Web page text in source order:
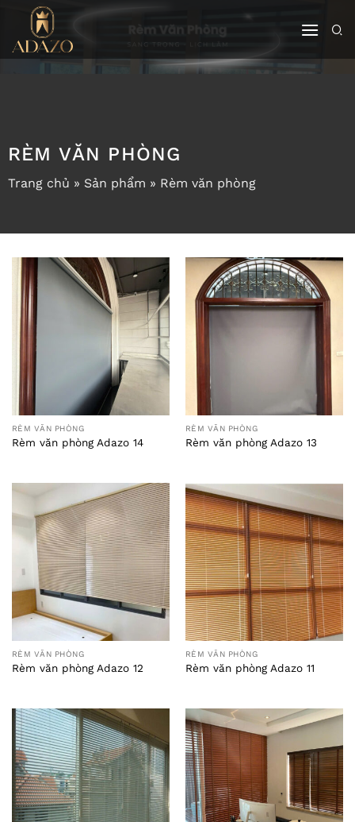
nội
RÈM VĂN PHÒNG
Trang chủ » Sản phẩm » Rèm văn phòng
RÈM VĂN PHÒNG
Rèm văn phòng Adazo 14
RÈM VĂN PHÒNG
Rèm văn phòng Adazo 13
RÈM VĂN PHÒNG
Rèm văn phòng Adazo 12
RÈM VĂN PHÒNG
Rèm văn phòng Adazo 11